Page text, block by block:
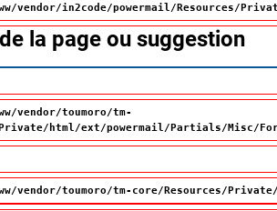
vendor/in2code/powermail/Resources/
la page ou suggestion
vendor/toumoro/tm-
Private/html/ext/powermail/Partials/Misc/
vendor/toumoro/tm-core/Resources/